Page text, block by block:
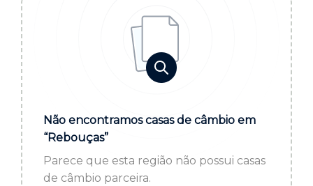
Acesse sua conta:
BROKER DE OFERTAS
ou cadastre-se se ainda não tem registro:
Não encontramos casas de câmbio em
“Rebouças”
Parece que esta região não possui casas
de câmbio parceira.